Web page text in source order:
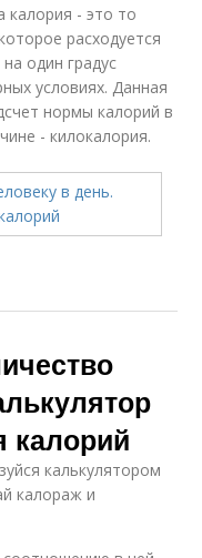
калория - это то
расходуется
один градус
условиях. Данная
нормы калорий в
- килокалория.
калорий
калькулятором
калораж и